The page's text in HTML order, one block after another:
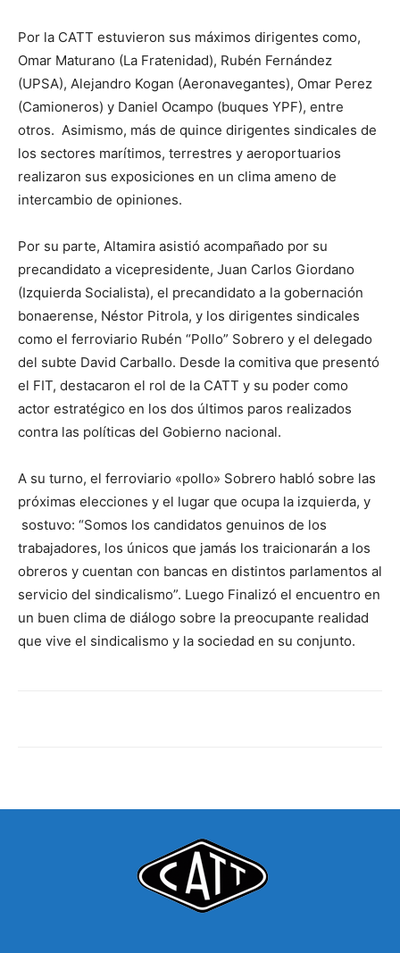
Por la CATT estuvieron sus máximos dirigentes como,
Omar Maturano (La Fratenidad), Rubén Fernández
(UPSA), Alejandro Kogan (Aeronavegantes), Omar Perez
(Camioneros) y Daniel Ocampo (buques YPF), entre
otros. Asimismo, más de quince dirigentes sindicales de
los sectores marítimos, terrestres y aeroportuarios
realizaron sus exposiciones en un clima ameno de
intercambio de opiniones.
Por su parte, Altamira asistió acompañado por su
precandidato a vicepresidente, Juan Carlos Giordano
(Izquierda Socialista), el precandidato a la gobernación
bonaerense, Néstor Pitrola, y los dirigentes sindicales
como el ferroviario Rubén “Pollo” Sobrero y el delegado
del subte David Carballo. Desde la comitiva que presentó
el FIT, destacaron el rol de la CATT y su poder como
actor estratégico en los dos últimos paros realizados
contra las políticas del Gobierno nacional.
A su turno, el ferroviario «pollo» Sobrero habló sobre las
próximas elecciones y el lugar que ocupa la izquierda, y
sostuvo: “Somos los candidatos genuinos de los
trabajadores, los únicos que jamás los traicionarán a los
obreros y cuentan con bancas en distintos parlamentos al
servicio del sindicalismo”. Luego Finalizó el encuentro en
un buen clima de diálogo sobre la preocupante realidad
que vive el sindicalismo y la sociedad en su conjunto.